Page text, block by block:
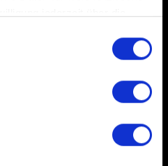
widerrufen
geografische Lage